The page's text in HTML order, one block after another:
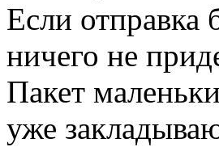
Если отправка
ничего не
Пакет
уже